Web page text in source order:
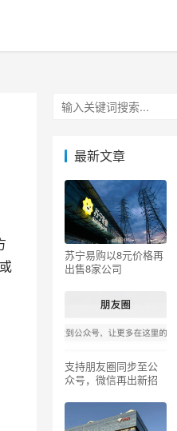
最新文章
苏宁易购以8元价格再
出售8家公司
支持朋友圈同步至公
众号，微信再出新招